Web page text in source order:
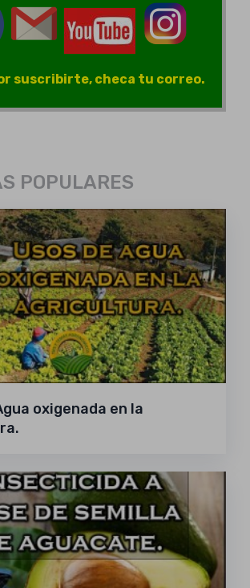
suscribirte, checa tu correo.
POPULARES
oxigenada en la